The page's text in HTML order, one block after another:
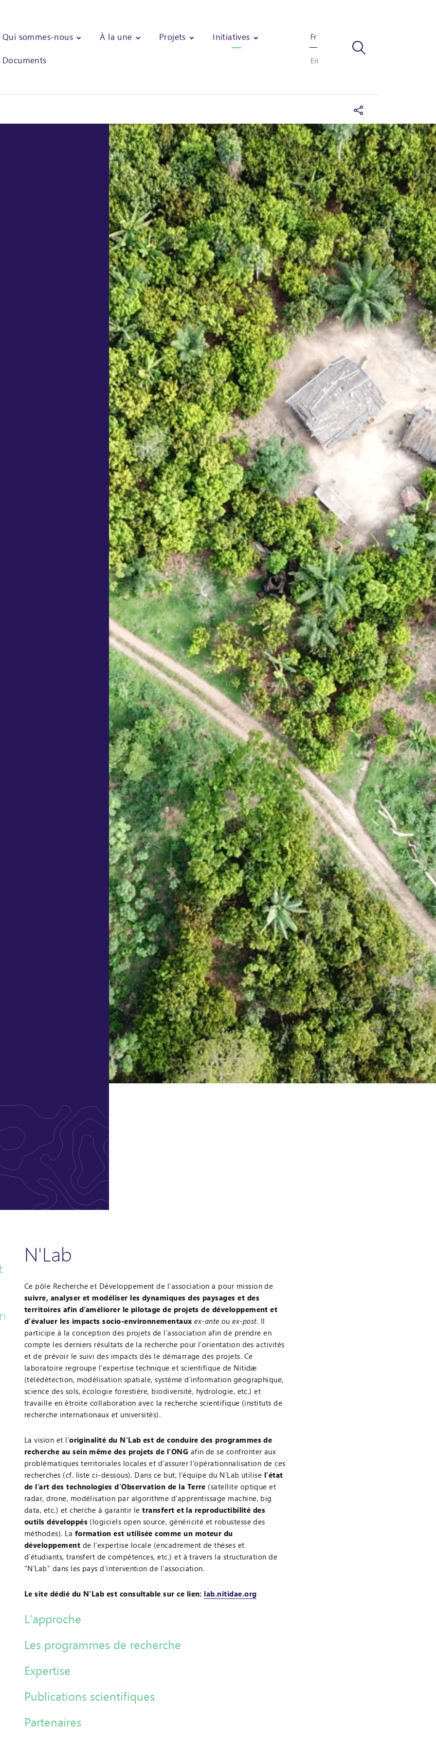
Qui sommes-nous À la une Projets Initiatives
Documents
Fr
En
N'Lab
Ce pôle Recherche et Développement de l’association a pour mission de
suivre, analyser et modéliser les dynamiques des paysages et des
territoires afin d’améliorer le pilotage de projets de développement et
d’évaluer les impacts socio-environnementaux ex-ante ouex-post. Il
participe à la conception des projets de l’association afin de prendre en
compte les derniers résultats de la recherche pour l’orientation des activités
et de prévoir le suivi des impacts dès le démarrage des projets. Ce
laboratoire regroupe l’expertise technique et scientifique de Nitidæ
(télédétection, modélisation spatiale, système d’information géographique,
science des sols, écologie forestière, biodiversité, hydrologie, etc.) et
travaille en étroite collaboration avec la recherche scientifique (instituts de
recherche internationaux et universités).
La vision et l’originalité du N'Lab est de conduire des programmes de
recherche au sein même des projets de l’ONG afin de se confronter aux
problématiques territoriales locales et d’assurer l’opérationnalisation de ces
recherches (cf. liste ci-dessous). Dans ce but, l’équipe du N'Lab utilise l'état
de l’art des technologies d’Observation de la Terre (satellite optique et
radar, drone, modélisation par algorithme d’apprentissage machine, big
data, etc.) et cherche à garantir letransfert et la reproductibilité des
outils développés(logiciels open source, généricité et robustesse des
méthodes). La formation est utilisée comme un moteur du
développement de l’expertise locale (encadrement de thèses et
d’étudiants, transfert de compétences, etc.) et à travers la structuration de
"N'Lab" dans les pays d’intervention de l’association.
Le site dédié du N'Lab est consultable sur ce lien: lab.nitidae.org
L'approche
Les programmes de recherche
Expertise
Publications scientifiques
Partenaires